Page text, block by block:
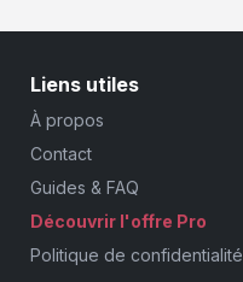
Liens utiles
À propos
Contact
Guides & FAQ
Découvrir l'offre Pro
Politique de confidentialité